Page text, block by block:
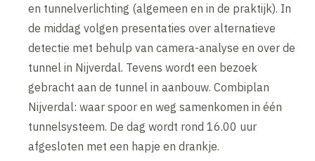
en tunnelverlichting (algemeen en in de praktijk). In
de middag volgen presentaties over alternatieve
detectie met behulp van camera-analyse en over de
tunnel in Nijverdal. Tevens wordt een bezoek
gebracht aan de tunnel in aanbouw. Combiplan
Nijverdal: waar spoor en weg samenkomen in één
tunnelsysteem. De dag wordt rond 16.00 uur
afgesloten met een hapje en drankje.